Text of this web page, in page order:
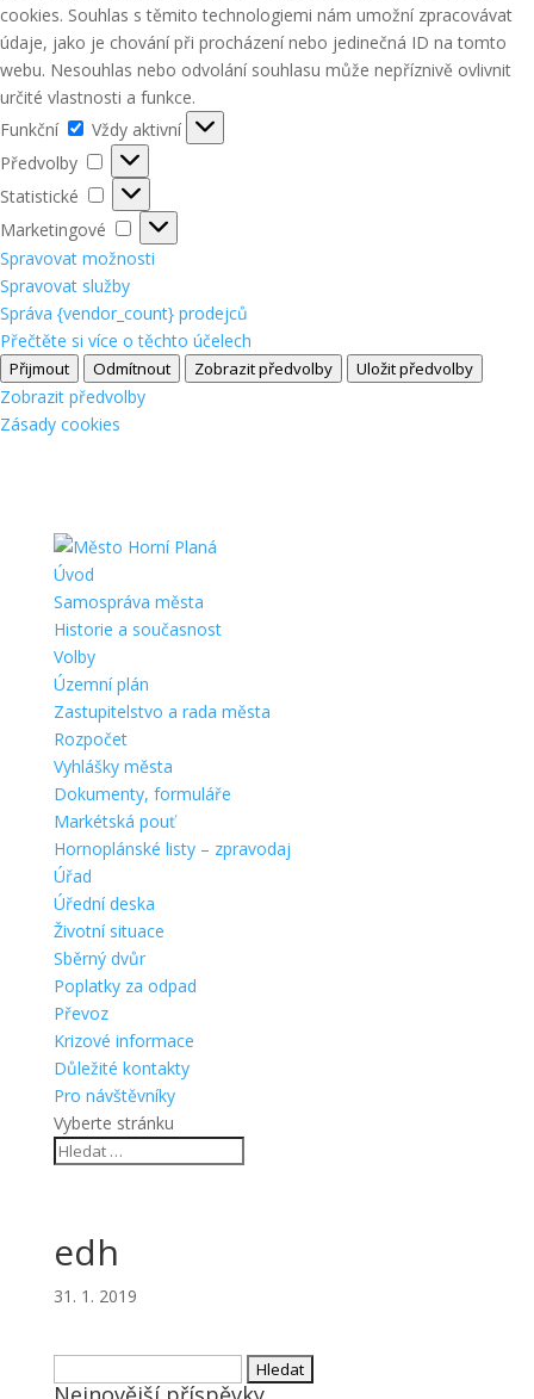
cookies. Souhlas s těmito technologiemi nám umožní zpracovávat
údaje, jako je chování při procházení nebo jedinečná ID na tomto
webu. Nesouhlas nebo odvolání souhlasu může nepříznivě ovlivnit
určité vlastnosti a funkce.
Funkční
Funkční
Vždy aktivní
Předvolby
Předvolby
Statistické
Statistické
Marketingové
Marketingové
Spravovat možnosti
Spravovat služby
Správa {vendor_count} prodejců
Přečtěte si více o těchto účelech
Přijmout Odmítnout Zobrazit předvolby Uložit předvolby
Zobrazit předvolby
Zásady cookies
Úvod
Samospráva města
Historie a současnost
Volby
Územní plán
Zastupitelstvo a rada města
Rozpočet
Vyhlášky města
Dokumenty, formuláře
Markétská pouť
Hornoplánské listy – zpravodaj
Úřad
Úřední deska
Životní situace
Sběrný dvůr
Poplatky za odpad
Převoz
Krizové informace
Důležité kontakty
Pro návštěvníky
Vyberte stránku
edh
31. 1. 2019